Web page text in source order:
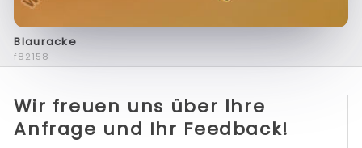
Blauracke
f82158
Wir freuen uns über Ihre
Anfrage und Ihr Feedback!